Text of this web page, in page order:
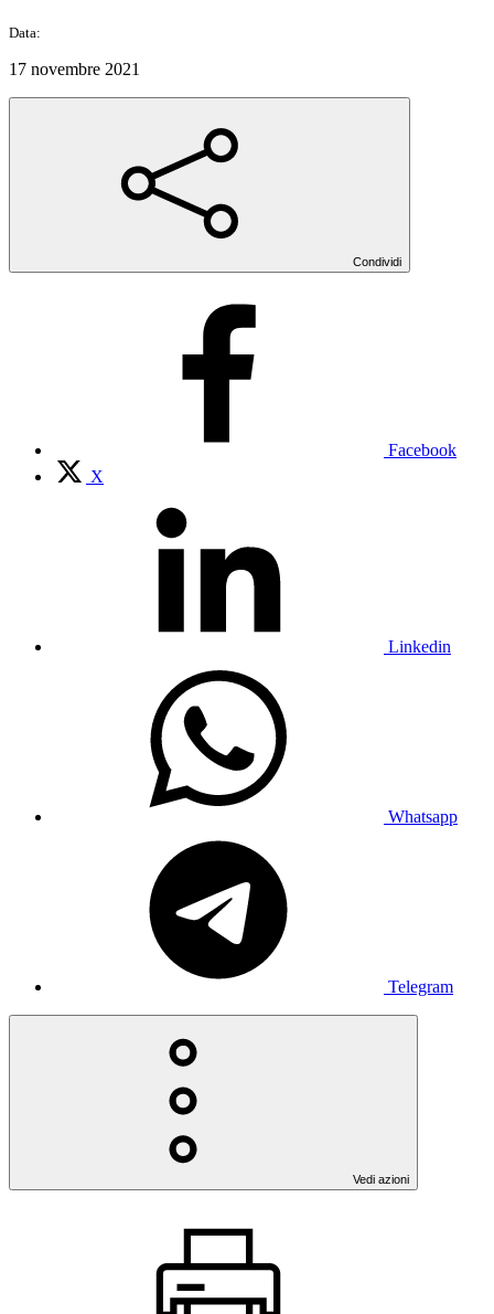
Data:
17 novembre 2021
Condividi
Facebook
X
Linkedin
Whatsapp
Telegram
Vedi azioni